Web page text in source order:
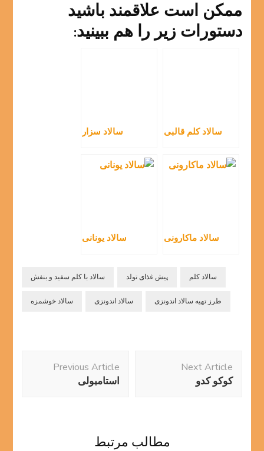
ممکن است علاقمند باشید
دستورات زیر را هم ببینید:
سالاد کلم قالبی سالاد سزار
سالاد ماکارونی سالاد یونانی
سالاد با کلم سفید و بنفش پیش غذای تولد سالاد کلم
سالاد خوشمزه سالاد اندونزی طرز تهیه سالاد اندونزی
Navigation
Previous Article
استامبولی
Next Article
کوکو کدو
مطالب مرتبط